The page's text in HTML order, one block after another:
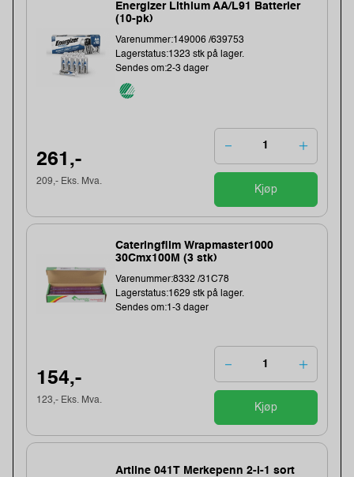
Energizer Lithium AA/L91 Batterier
(10-pk)
Varenummer:149006 /639753
Lagerstatus:1323 stk på lager.
Sendes om:2-3 dager
261,-
209,- Eks. Mva.
Kjøp
Cateringfilm Wrapmaster1000
30Cmx100M (3 stk)
Varenummer:8332 /31C78
Lagerstatus:1629 stk på lager.
Sendes om:1-3 dager
154,-
123,- Eks. Mva.
Kjøp
Artline 041T Merkepenn 2-i-1 sort